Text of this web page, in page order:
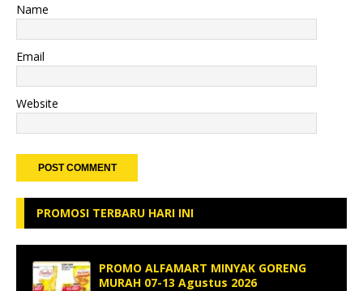
Name
Email
Website
PROMOSI TERBARU HARI INI
PROMO ALFAMART MINYAK GORENG
MURAH 07-13 Agustus 2026